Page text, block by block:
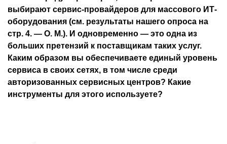
выбирают сервис-провайдеров для массового ИТ-
оборудования (см. результаты нашего опроса на
стр. 4. — О. М.). И одновременно — это одна из
больших претензий к поставщикам таких услуг.
Каким образом вы обеспечиваете единый уровень
сервиса в своих сетях, в том числе среди
авторизованных сервисных центров? Какие
инструменты для этого используете?